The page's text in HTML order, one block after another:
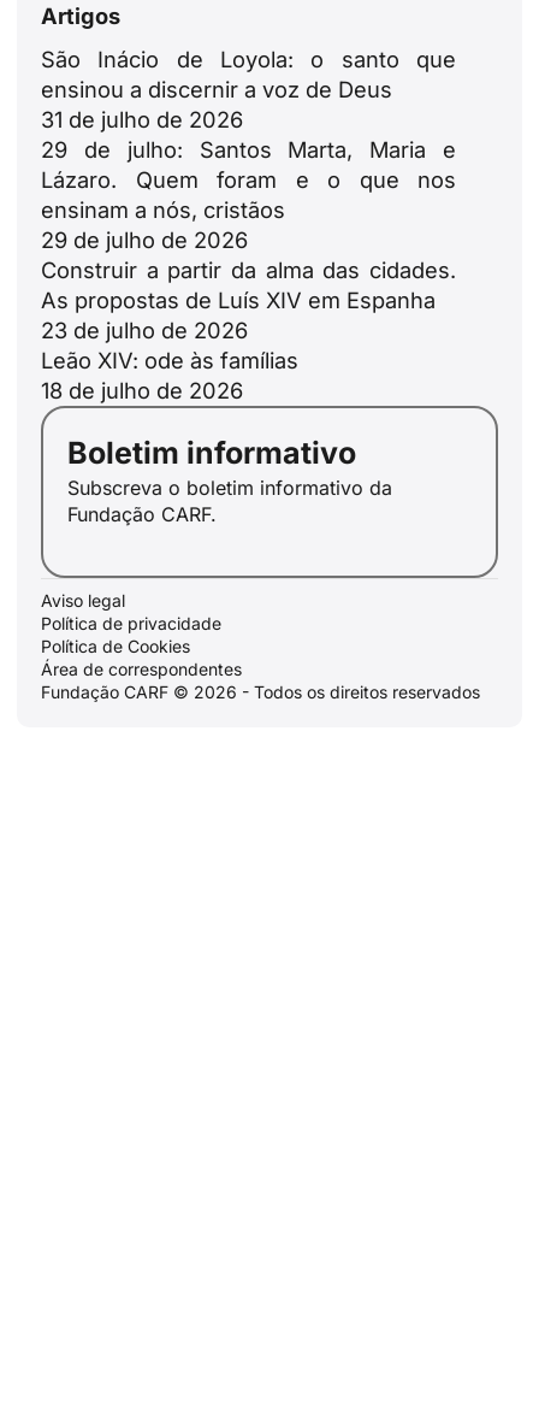
Artigos
São Inácio de Loyola: o santo que
ensinou a discernir a voz de Deus
31 de julho de 2026
29 de julho: Santos Marta, Maria e
Lázaro. Quem foram e o que nos
ensinam a nós, cristãos
29 de julho de 2026
Construir a partir da alma das cidades.
As propostas de Luís XIV em Espanha
23 de julho de 2026
Leão XIV: ode às famílias
18 de julho de 2026
Boletim informativo
Subscreva o boletim informativo da
Fundação CARF.
Aviso legal
Política de privacidade
Política de Cookies
Área de correspondentes
Fundação CARF © 2026 - Todos os direitos reservados